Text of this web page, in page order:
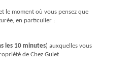
le moment où vous pensez que
en particulier :
les 10 minutes) auxquelles vous
de Chez Guiet